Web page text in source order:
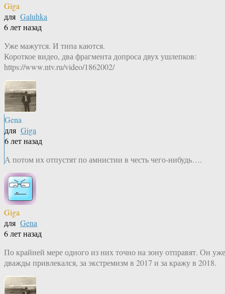
Giga
для Galuhka
6 лет назад
Уже мажутся. И типа каются.
Короткое видео, два фрагмента допроса двух ушлепков:
https://www.ntv.ru/video/1862002/
Gena
для Giga
6 лет назад
А потом их отпустят по амнистии в честь чего-нибудь….
Giga
для Gena
6 лет назад
По крайней мере одного из них точно на зону отправят. Он уже
дважды привлекался, за экстремизм в 2017 и за кражу в 2018.